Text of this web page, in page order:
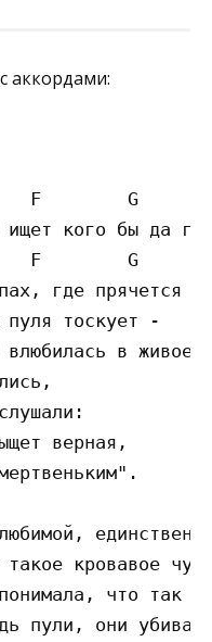
аккордами:
F        G
ищет кого бы да
F        G
где прячется
тоскует -
в живое
верная,
кровавое
что так
пули, они